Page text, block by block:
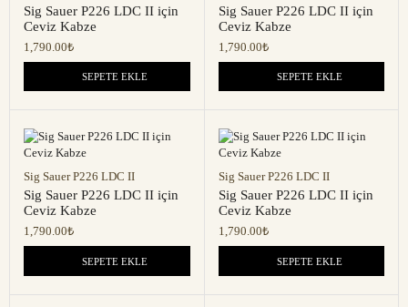
Sig Sauer P226 LDC II için
Ceviz Kabze
1,790.00₺
SEPETE EKLE
Sig Sauer P226 LDC II için
Ceviz Kabze
1,790.00₺
SEPETE EKLE
Sig Sauer P226 LDC II
Sig Sauer P226 LDC II için
Ceviz Kabze
1,790.00₺
SEPETE EKLE
Sig Sauer P226 LDC II
Sig Sauer P226 LDC II için
Ceviz Kabze
1,790.00₺
SEPETE EKLE